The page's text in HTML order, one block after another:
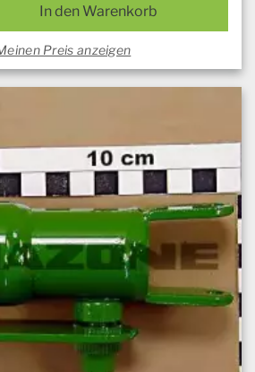
In den Warenkorb
Preis anzeigen